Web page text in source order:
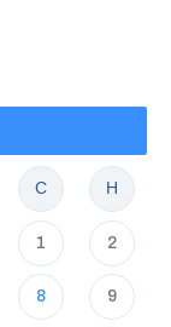
С Н
1 2
8 9